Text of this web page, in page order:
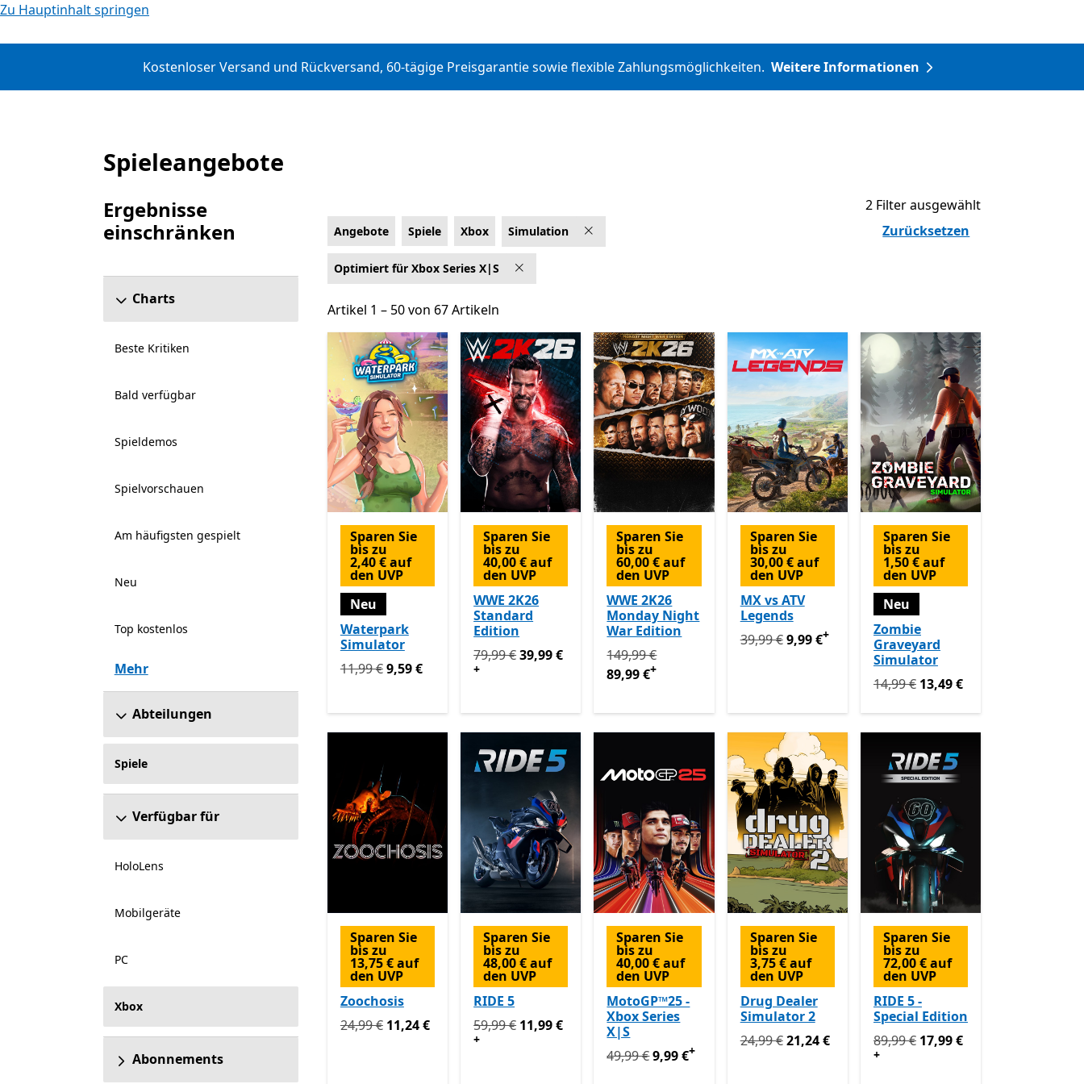
Zu Hauptinhalt springen
Kostenloser Versand und Rückversand, 60-tägige Preisgarantie sowie flexible Zahlungsmöglichkeiten. Weitere Informationen
Angebote
Spieleangebote
Ergebnisse
einschränken
Abschnitt „Ergebnisse einschränken“ überspringen
Charts
Beste Kritiken
Bald verfügbar
Spieldemos
Spielvorschauen
Am häufigsten gespielt
Neu
Top kostenlos
Mehr
Abteilungen
Spiele
Verfügbar für
HoloLens
Mobilgeräte
PC
Xbox
Abonnements
Angebote Spiele Xbox Simulation
Optimiert für Xbox Series X|S
2 Filter ausgewählt
Zurücksetzen
Artikel 1 – 50 von 67 Artikeln
Artikel 1 – 50 von 67 Artikeln
Sparen Sie
bis zu
2,40 € auf
den UVP
Neu
Waterpark
Simulator
Ursprünglich 11,99 € jetzt 9,59 €
11,99 €9,59 €
Sparen Sie
bis zu
40,00 € auf
den UVP
WWE 2K26
Standard
Edition
Ursprünglich 79,99 € jetzt 39,99 €
79,99 €39,99 €
+
Sparen Sie
bis zu
60,00 € auf
den UVP
WWE 2K26
Monday Night
War Edition
Ursprünglich 149,99 € jetzt 89,99 €
Enthält In-App-Käufe
149,99 €
89,99 €+
Sparen Sie
bis zu
30,00 € auf
den UVP
MX vs ATV
Legends
Ursprünglich 39,99 € jetzt 9,99 €Enthält In-App-Käufe
39,99 €9,99 €+
Sparen Sie
bis zu
1,50 € auf
den UVP
Neu
Zombie
Graveyard
Simulator
Ursprünglich 14,99 € jetzt 13,49 €
14,99 € 13,49 €
Sparen Sie
bis zu
13,75 € auf
den UVP
Zoochosis
Ursprünglich 24,99 € jetzt 11,24 €
24,99 € 11,24 €
Sparen Sie
bis zu
48,00 € auf
den UVP
RIDE 5
Ursprünglich 59,99 € jetzt 11,99 €Enthält In-App-Käufe
59,99 € 11,99 €
+
Sparen Sie
bis zu
40,00 € auf
den UVP
MotoGP™25 -
Xbox Series
X|S
Ursprünglich 49,99 € jetzt 9,99 €
Enthält In-App-Käufe
49,99 €9,99 €+
Sparen Sie
bis zu
3,75 € auf
den UVP
Drug Dealer
Simulator 2
Ursprünglich 24,99 € jetzt 21,24 €
24,99 €21,24 €
Sparen Sie
bis zu
72,00 € auf
den UVP
RIDE 5 -
Special Edition
Ursprünglich 89,99 € jetzt 17,99 €
89,99 € 17,99 €
+